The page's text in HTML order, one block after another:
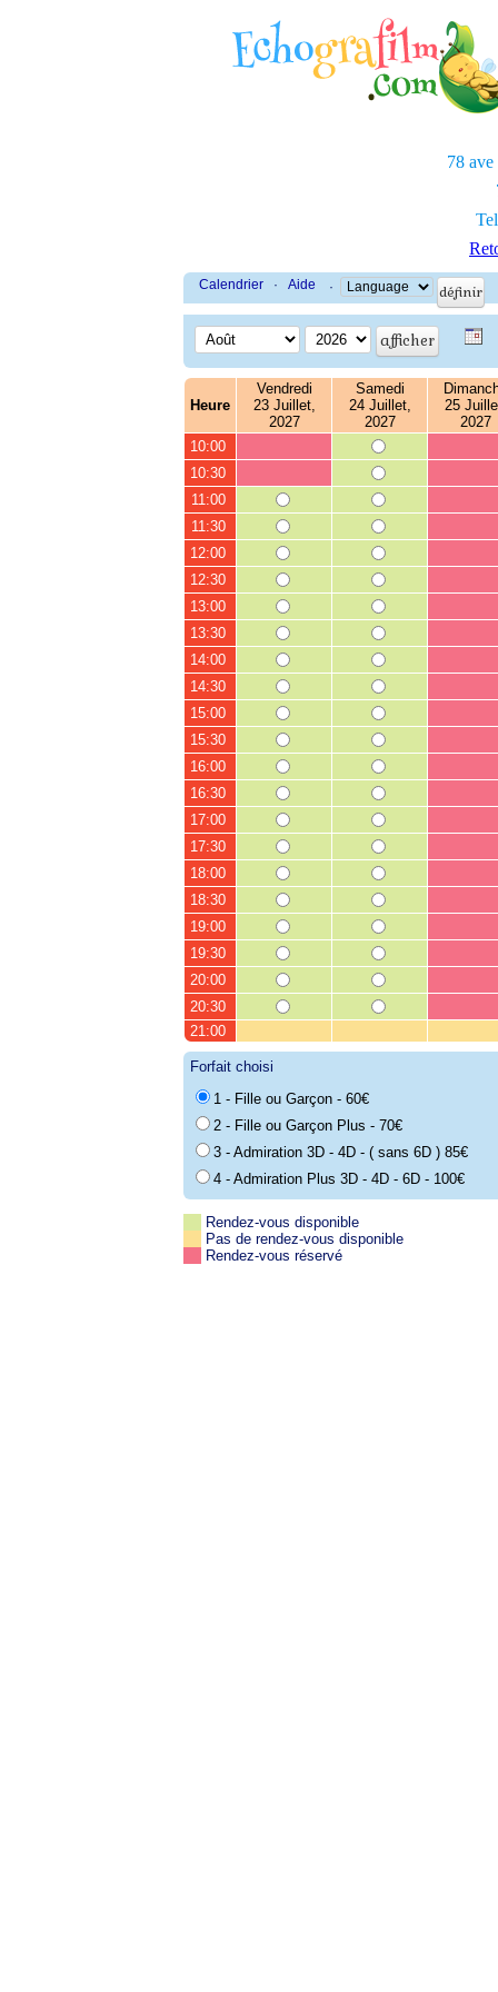
78 ave
Calendrier · Aide ·
Heure
Vendredi
23 Juillet,
2027
Samedi
24 Juillet,
2027
25
2027
10:00
10:30
11:00
11:30
12:00
12:30
13:00
13:30
14:00
14:30
15:00
15:30
16:00
16:30
17:00
17:30
18:00
18:30
19:00
19:30
20:00
20:30
21:00
Forfait choisi
1 - Fille ou Garçon - 60€
2 - Fille ou Garçon Plus - 70€
3 - Admiration 3D - 4D - ( sans 6D ) 85€
4 - Admiration Plus 3D - 4D - 6D - 100€
Rendez-vous disponible
Pas de rendez-vous disponible
Rendez-vous réservé